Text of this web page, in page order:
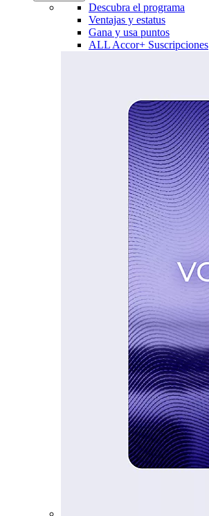
Descubra el programa
Ventajas y estatus
Gana y usa puntos
ALL Accor+ Suscripciones